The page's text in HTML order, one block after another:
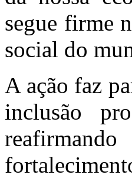
segue firme
social do
A ação faz
inclusão